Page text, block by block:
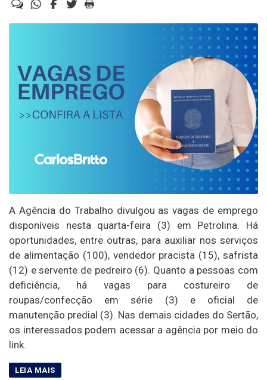
A Agência do Trabalho divulgou as vagas de emprego
disponíveis nesta quarta-feira (3) em Petrolina. Há
oportunidades, entre outras, para auxiliar nos serviços
de alimentação (100), vendedor pracista (15), safrista
(12) e servente de pedreiro (6). Quanto a pessoas com
deficiência, há vagas para costureiro de
roupas/confecção em série (3) e oficial de
manutenção predial (3). Nas demais cidades do Sertão,
os interessados podem acessar a agência por meio do
link.